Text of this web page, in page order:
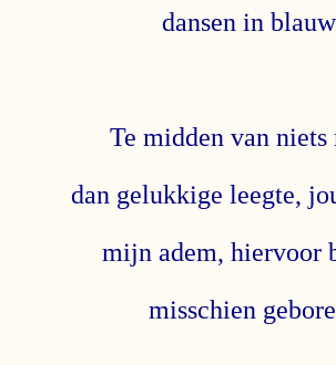
dansen in blauw
Te midden van niets
dan gelukkige leegte,
mijn adem, hiervoor
misschien